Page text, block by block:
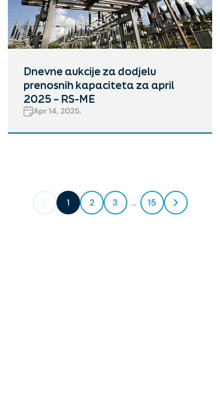
Dnevne aukcije za dodjelu
prenosnih kapaciteta za april
2025 – RS-ME
Apr 14, 2025.
1 2 3 … 15